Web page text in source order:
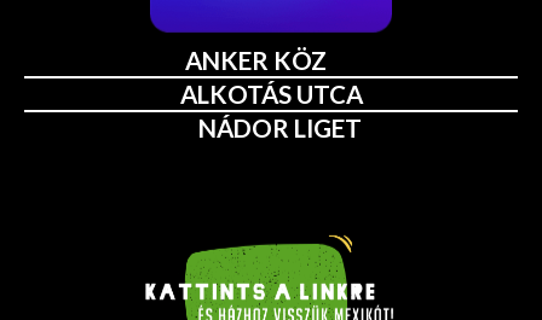
ANKER KÖZ
ALKOTÁS UTCA
NÁDOR LIGET